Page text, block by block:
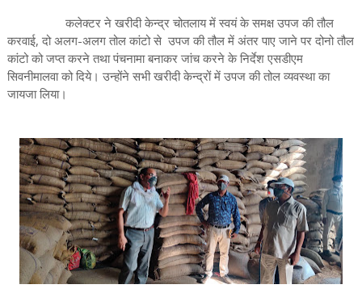
कलेक्टर ने खरीदी केन्द्र चोतलाय में स्वयं के समक्ष उपज की तौल
करवाई, दो अलग-अलग तोल कांटो से उपज की तौल में अंतर पाए जाने पर दोनो तौल
कांटो को जप्त करने तथा पंचनामा बनाकर जांच करने के निर्देश एसडीएम
सिवनीमालवा को दिये। उन्होंने सभी खरीदी केन्द्रों में उपज की तोल व्यवस्था का
जायजा लिया।